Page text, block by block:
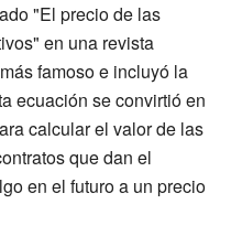
"El precio de las
en una revista
famoso e incluyó la
ecuación se convirtió en
calcular el valor de las
que dan el
en el futuro a un precio